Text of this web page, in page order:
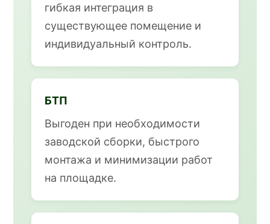
гибкая интеграция в
существующее помещение и
индивидуальный контроль.
БТП
Выгоден при необходимости
заводской сборки, быстрого
монтажа и минимизации работ
на площадке.